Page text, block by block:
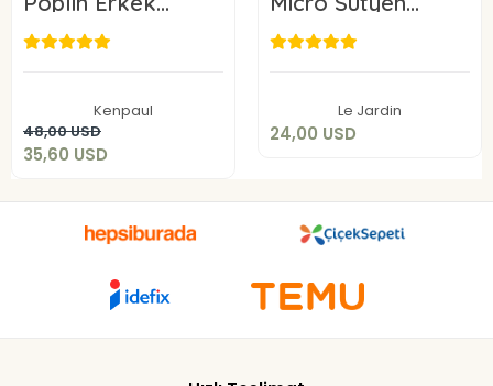
Boxer 6 Adet
Kenpaul
48,00 USD
35,60 USD
Sepete Ekle
9405-C
Le Jardin
24,00 USD
24,00 USD